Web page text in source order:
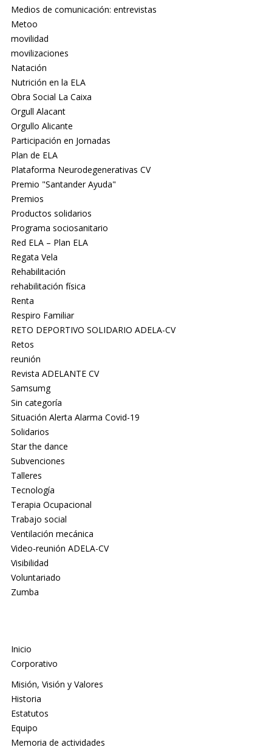
Medios de comunicación: entrevistas
Metoo
movilidad
movilizaciones
Natación
Nutrición en la ELA
Obra Social La Caixa
Orgull Alacant
Orgullo Alicante
Participación en Jornadas
Plan de ELA
Plataforma Neurodegenerativas CV
Premio "Santander Ayuda"
Premios
Productos solidarios
Programa sociosanitario
Red ELA – Plan ELA
Regata Vela
Rehabilitación
rehabilitación física
Renta
Respiro Familiar
RETO DEPORTIVO SOLIDARIO ADELA-CV
Retos
reunión
Revista ADELANTE CV
Samsumg
Sin categoría
Situación Alerta Alarma Covid-19
Solidarios
Star the dance
Subvenciones
Talleres
Tecnología
Terapia Ocupacional
Trabajo social
Ventilación mecánica
Video-reunión ADELA-CV
Visibilidad
Voluntariado
Zumba
Inicio
Corporativo
Misión, Visión y Valores
Historia
Estatutos
Equipo
Memoria de actividades